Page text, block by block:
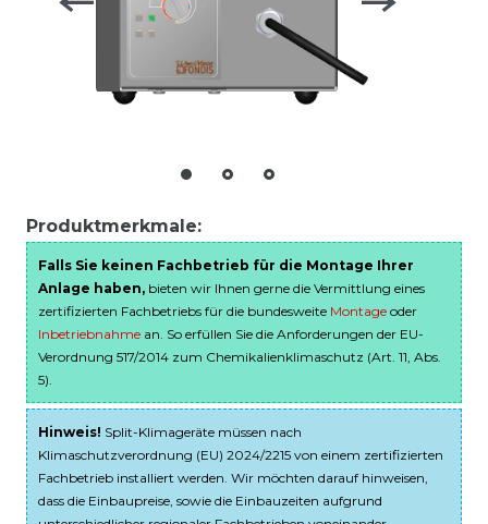
Produktmerkmale:
Falls Sie keinen Fachbetrieb für die Montage Ihrer
Anlage haben, bieten wir Ihnen gerne die Vermittlung eines
zertifizierten Fachbetriebs für die bundesweite Montage oder
Inbetriebnahme an. So erfüllen Sie die Anforderungen der EU-
Verordnung 517/2014 zum Chemikalienklimaschutz (Art. 11, Abs.
5).
Hinweis! Split-Klimageräte müssen nach
Klimaschutzverordnung (EU) 2024/2215 von einem zertifizierten
Fachbetrieb installiert werden. Wir möchten darauf hinweisen,
dass die Einbaupreise, sowie die Einbauzeiten aufgrund